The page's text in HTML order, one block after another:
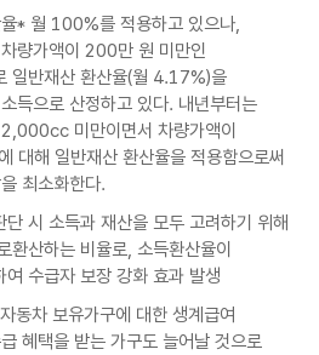
* 월 100%를 적용하고 있으나,
량가액이 200만 원 미만인
일반재산 환산율(월 4.17%)을
득으로 산정하고 있다. 내년부터는
미만이면서 차량가액이
대해 일반재산 환산율을 적용함으로써
최소화한다.
시 소득과 재산을 모두 고려하기 위해
환산하는 비율로, 소득환산율이
수급자 보장 강화 효과 발생
동차 보유가구에 대한 생계급여
혜택을 받는 가구도 늘어날 것으로